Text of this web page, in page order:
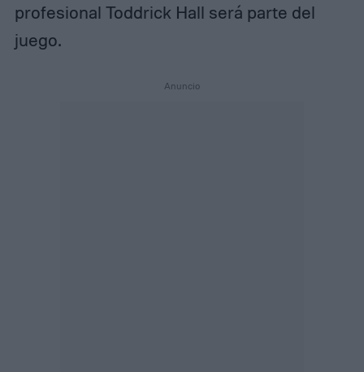
profesional Toddrick Hall será parte del
juego.